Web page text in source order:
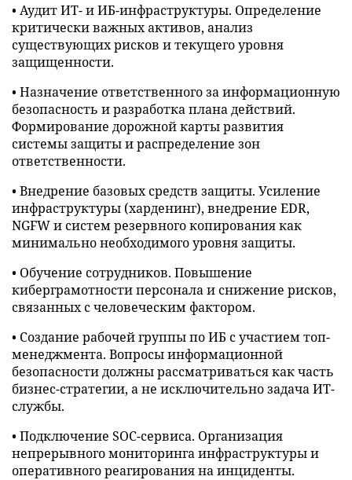
• Аудит ИТ- и ИБ-инфраструктуры. Определение
критически важных активов, анализ
существующих рисков и текущего уровня
защищенности.
• Назначение ответственного за информационную
безопасность и разработка плана действий.
Формирование дорожной карты развития
системы защиты и распределение зон
ответственности.
• Внедрение базовых средств защиты. Усиление
инфраструктуры (харденинг), внедрение EDR,
NGFW и систем резервного копирования как
минимально необходимого уровня защиты.
• Обучение сотрудников. Повышение
киберграмотности персонала и снижение рисков,
связанных с человеческим фактором.
• Создание рабочей группы по ИБ с участием топ-
менеджмента. Вопросы информационной
безопасности должны рассматриваться как часть
бизнес-стратегии, а не исключительно задача ИТ-
службы.
• Подключение SOC-сервиса. Организация
непрерывного мониторинга инфраструктуры и
оперативного реагирования на инциденты.